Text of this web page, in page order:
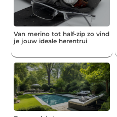
Van merino tot half-zip zo vind
je jouw ideale herentrui